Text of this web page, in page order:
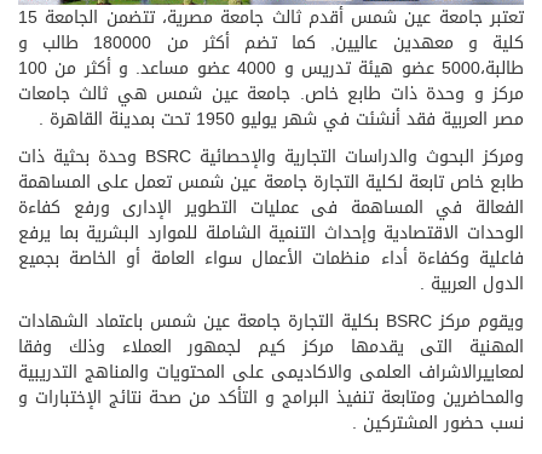
تعتبر جامعة عين شمس أقدم ثالث جامعة مصرية، تتضمن الجامعة 15
كلية و معهدين عاليين, كما تضم أكثر من 180000 طالب و
طالبة،5000 عضو هيئة تدريس و 4000 عضو مساعد. و أكثر من 100
مركز و وحدة ذات طابع خاص. جامعة عين شمس هي ثالث جامعات
مصر العربية فقد أنشئت في شهر يوليو 1950 تحت بمدينة القاهرة .
ومركز البحوث والدراسات التجارية والإحصائية BSRC وحدة بحثية ذات
طابع خاص تابعة لكلية التجارة جامعة عين شمس تعمل على المساهمة
الفعالة في المساهمة فى عمليات التطوير الإدارى ورفع كفاءة
الوحدات الاقتصادية وإحداث التنمية الشاملة للموارد البشرية بما يرفع
فاعلية وكفاءة أداء منظمات الأعمال سواء العامة أو الخاصة بجميع
الدول العربية .
ويقوم مركز BSRC بكلية التجارة جامعة عين شمس باعتماد الشهادات
المهنية التى يقدمها مركز كيم لجمهور العملاء وذلك وفقا
لمعاييرالاشراف العلمى والاكاديمى على المحتويات والمناهج التدريبية
والمحاضرين ومتابعة تنفيذ البرامج و التأكد من صحة نتائج الإختبارات و
نسب حضور المشتركين .